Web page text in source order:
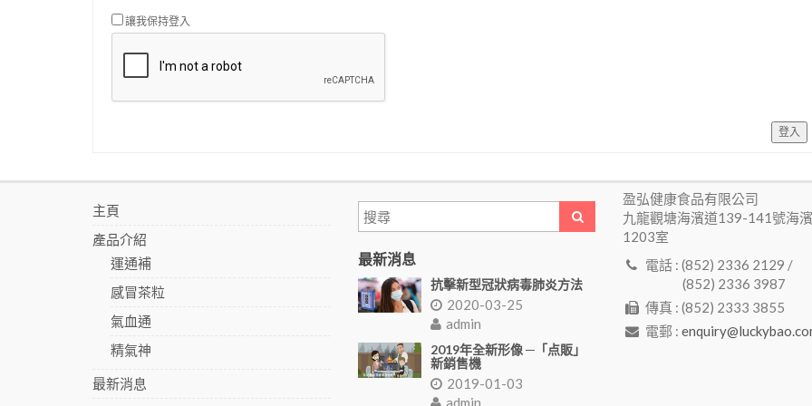
讓我保持登入
登入
主頁
產品介紹
運通補
感冒茶粒
氣血通
精氣神
最新消息
最新消息
抗擊新型冠狀病毒肺炎方法
2020-03-25
admin
2019年全新形像 ─「点販」
新銷售機
2019-01-03
admin
盈弘健康食品有限公司
九龍觀塘海濱道139-141號海
1203室
電話 : (852) 2336 2129 /
(852) 2336 3987
傳真 : (852) 2333 3855
電郵 :